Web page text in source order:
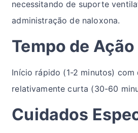
necessitando de suporte
administração de naloxona.
Tempo de Ação
Início rápido (1-2 minutos) com
relativamente curta (30-60
Cuidados